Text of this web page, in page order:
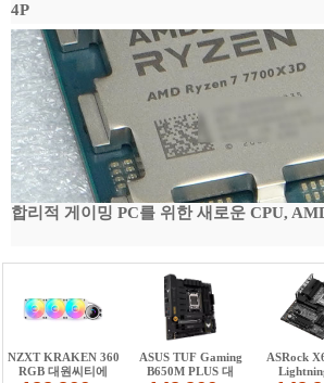
4P
합리적 게이밍 PC를 위한 새로운 CPU,